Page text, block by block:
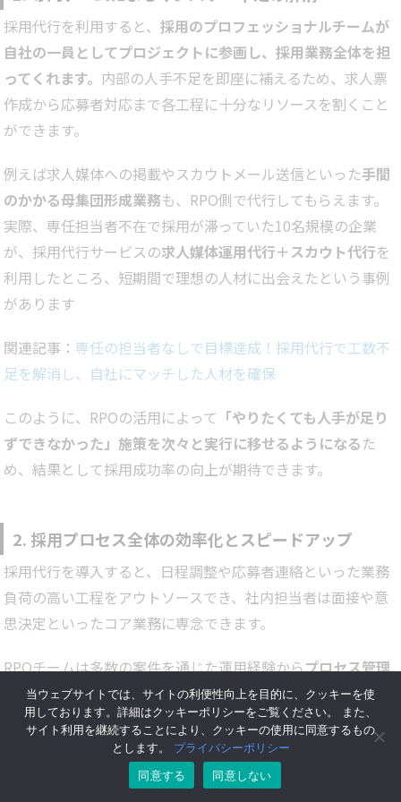
採用代行を利用すると、 採用のプロフェッショナルチームが
自社の一員としてプロジェクトに参画し、採用業務全体を担
ってくれます。 内部の人手不足を即座に補えるため、求人票
作成から応募者対応まで各工程に十分なリソースを割くこと
ができます。
例えば求人媒体への掲載やスカウトメール送信といった手間
のかかる母集団形成業務も、RPO側で代行してもらえます。
実際、専任担当者不在で採用が滞っていた10名規模の企業
が、採用代行サービスの求人媒体運用代行＋スカウト代行を
利用したところ、短期間で理想の人材に出会えたという事例
があります
関連記事： 専任の担当者なしで目標達成！採用代行で工数不
足を解消し、自社にマッチした人材を確保
このように、RPOの活用によって 「やりたくても人手が足り
ずできなかった」施策を次々と実行に移せるようになるた
め、結果として採用成功率の向上が期待できます。
2. 採用プロセス全体の効率化とスピードアップ
採用代行を導入すると、日程調整や応募者連絡といった業務
負荷の高い工程をアウトソースでき、社内担当者は面接や意
思決定といったコア業務に専念できます。
RPOチームは多数の案件を通じた運用経験からプロセス管理
に長けており、候補者への連絡の遅れや、対応漏れを防ぎ、
常に適切なタイミングで選考が進むよう調整してくれます。
例えば、前述の従業員10名規模の会社においては、
サービス導入後わずか2カ月で内定3名という採用目標を達成
当ウェブサイトでは、サイトの利便性向上を目的に、クッキーを使
用しております。詳細はクッキーポリシーをご覧ください。 また、
サイト利用を継続することにより、クッキーの使用に同意するもの
とします。 プライバシーポリシー
同意する
同意しない